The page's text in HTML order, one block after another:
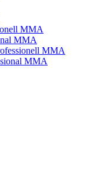
MMA
MMA
MMA
MMA